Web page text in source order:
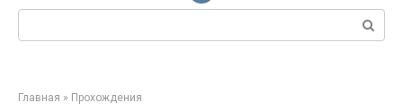
Поиск:
Главная » Прохождения